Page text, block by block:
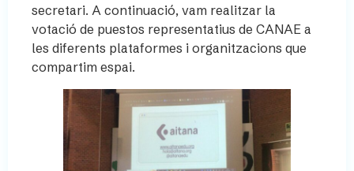
secretari. A continuació, vam realitzar la
votació de puestos representatius de CANAE a
les diferents plataformes i organitzacions que
compartim espai.